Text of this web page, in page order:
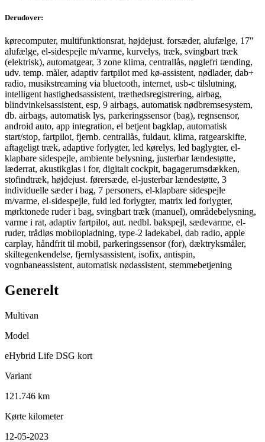
Derudover:
kørecomputer, multifunktionsrat, højdejust. forsæder, alufælge, 17"
alufælge, el-sidespejle m/varme, kurvelys, træk, svingbart træk
(elektrisk), automatgear, 3 zone klima, centrallås, nøglefri tænding,
udv. temp. måler, adaptiv fartpilot med kø-assistent, nødlader, dab+
radio, musikstreaming via bluetooth, internet, usb-c tilslutning,
intelligent hastighedsassistent, træthedsregistrering, airbag,
blindvinkelsassistent, esp, 9 airbags, automatisk nødbremsesystem,
db. airbags, automatisk lys, parkeringssensor (bag), regnsensor,
android auto, app integration, el betjent bagklap, automatisk
start/stop, fartpilot, fjernb. centrallås, fuldaut. klima, ratgearskifte,
aftageligt træk, adaptive forlygter, led kørelys, led baglygter, el-
klapbare sidespejle, ambiente belysning, justerbar lændestøtte,
læderrat, akustikglas i for, digitalt cockpit, bagagerumsdækken,
stofindtræk, højdejust. førersæde, el-justerbar lændestøtte, 3
individuelle sæder i bag, 7 personers, el-klapbare sidespejle
m/varme, el-sidespejle, fuld led forlygter, matrix led forlygter,
mørktonede ruder i bag, svingbart træk (manuel), områdebelysning,
varme i rat, adaptiv fartpilot, aut. nedbl. bakspejl, sædevarme, el-
ruder, trådløs mobilopladning, type-2 ladekabel, dab radio, apple
carplay, håndfrit til mobil, parkeringssensor (for), dæktryksmåler,
skiltegenkendelse, fjernlysassistent, isofix, antispin,
vognbaneassistent, automatisk nødassistent, stemmebetjening
Generelt
Multivan
Model
eHybrid Life DSG kort
Variant
121.746 km
Kørte kilometer
12-05-2023